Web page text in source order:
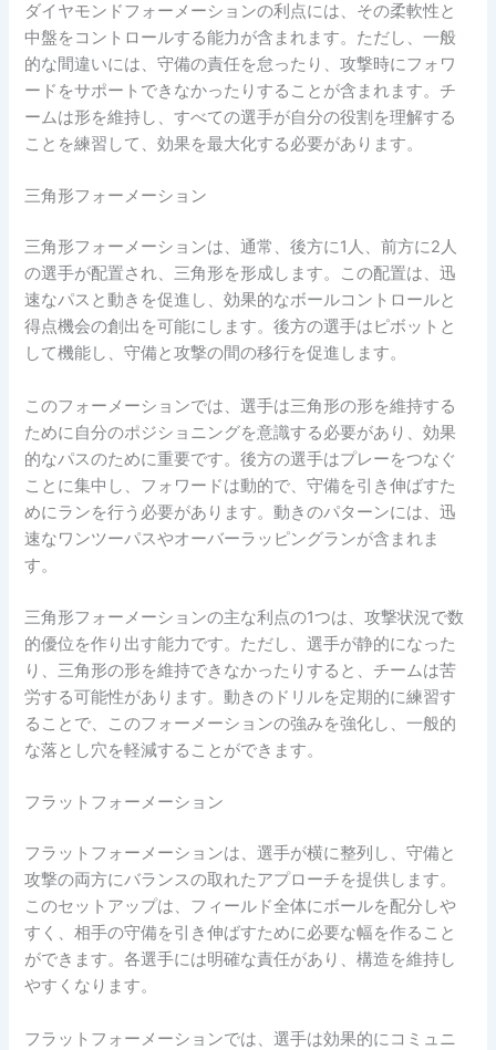
ダイヤモンドフォーメーションの利点には、その柔軟性と
中盤をコントロールする能力が含まれます。ただし、一般
的な間違いには、守備の責任を怠ったり、攻撃時にフォワ
ードをサポートできなかったりすることが含まれます。チ
ームは形を維持し、すべての選手が自分の役割を理解する
ことを練習して、効果を最大化する必要があります。
三角形フォーメーション
三角形フォーメーションは、通常、後方に1人、前方に2人
の選手が配置され、三角形を形成します。この配置は、迅
速なパスと動きを促進し、効果的なボールコントロールと
得点機会の創出を可能にします。後方の選手はピボットと
して機能し、守備と攻撃の間の移行を促進します。
このフォーメーションでは、選手は三角形の形を維持する
ために自分のポジショニングを意識する必要があり、効果
的なパスのために重要です。後方の選手はプレーをつなぐ
ことに集中し、フォワードは動的で、守備を引き伸ばすた
めにランを行う必要があります。動きのパターンには、迅
速なワンツーパスやオーバーラッピングランが含まれま
す。
三角形フォーメーションの主な利点の1つは、攻撃状況で数
的優位を作り出す能力です。ただし、選手が静的になった
り、三角形の形を維持できなかったりすると、チームは苦
労する可能性があります。動きのドリルを定期的に練習す
ることで、このフォーメーションの強みを強化し、一般的
な落とし穴を軽減することができます。
フラットフォーメーション
フラットフォーメーションは、選手が横に整列し、守備と
攻撃の両方にバランスの取れたアプローチを提供します。
このセットアップは、フィールド全体にボールを配分しや
すく、相手の守備を引き伸ばすために必要な幅を作ること
ができます。各選手には明確な責任があり、構造を維持し
やすくなります。
フラットフォーメーションでは、選手は効果的にコミュニ